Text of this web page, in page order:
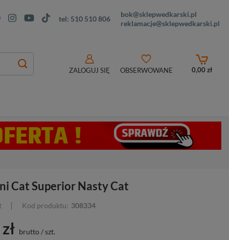
tel: 510 510 806
bok@sklepwedkarski.pl
reklamacje@sklepwedkarski.pl
ZALOGUJ SIĘ OBSERWOWANE 0,00 zł
Cat Superior Nasty Cat
Kod produktu: 308334
brutto /szt.